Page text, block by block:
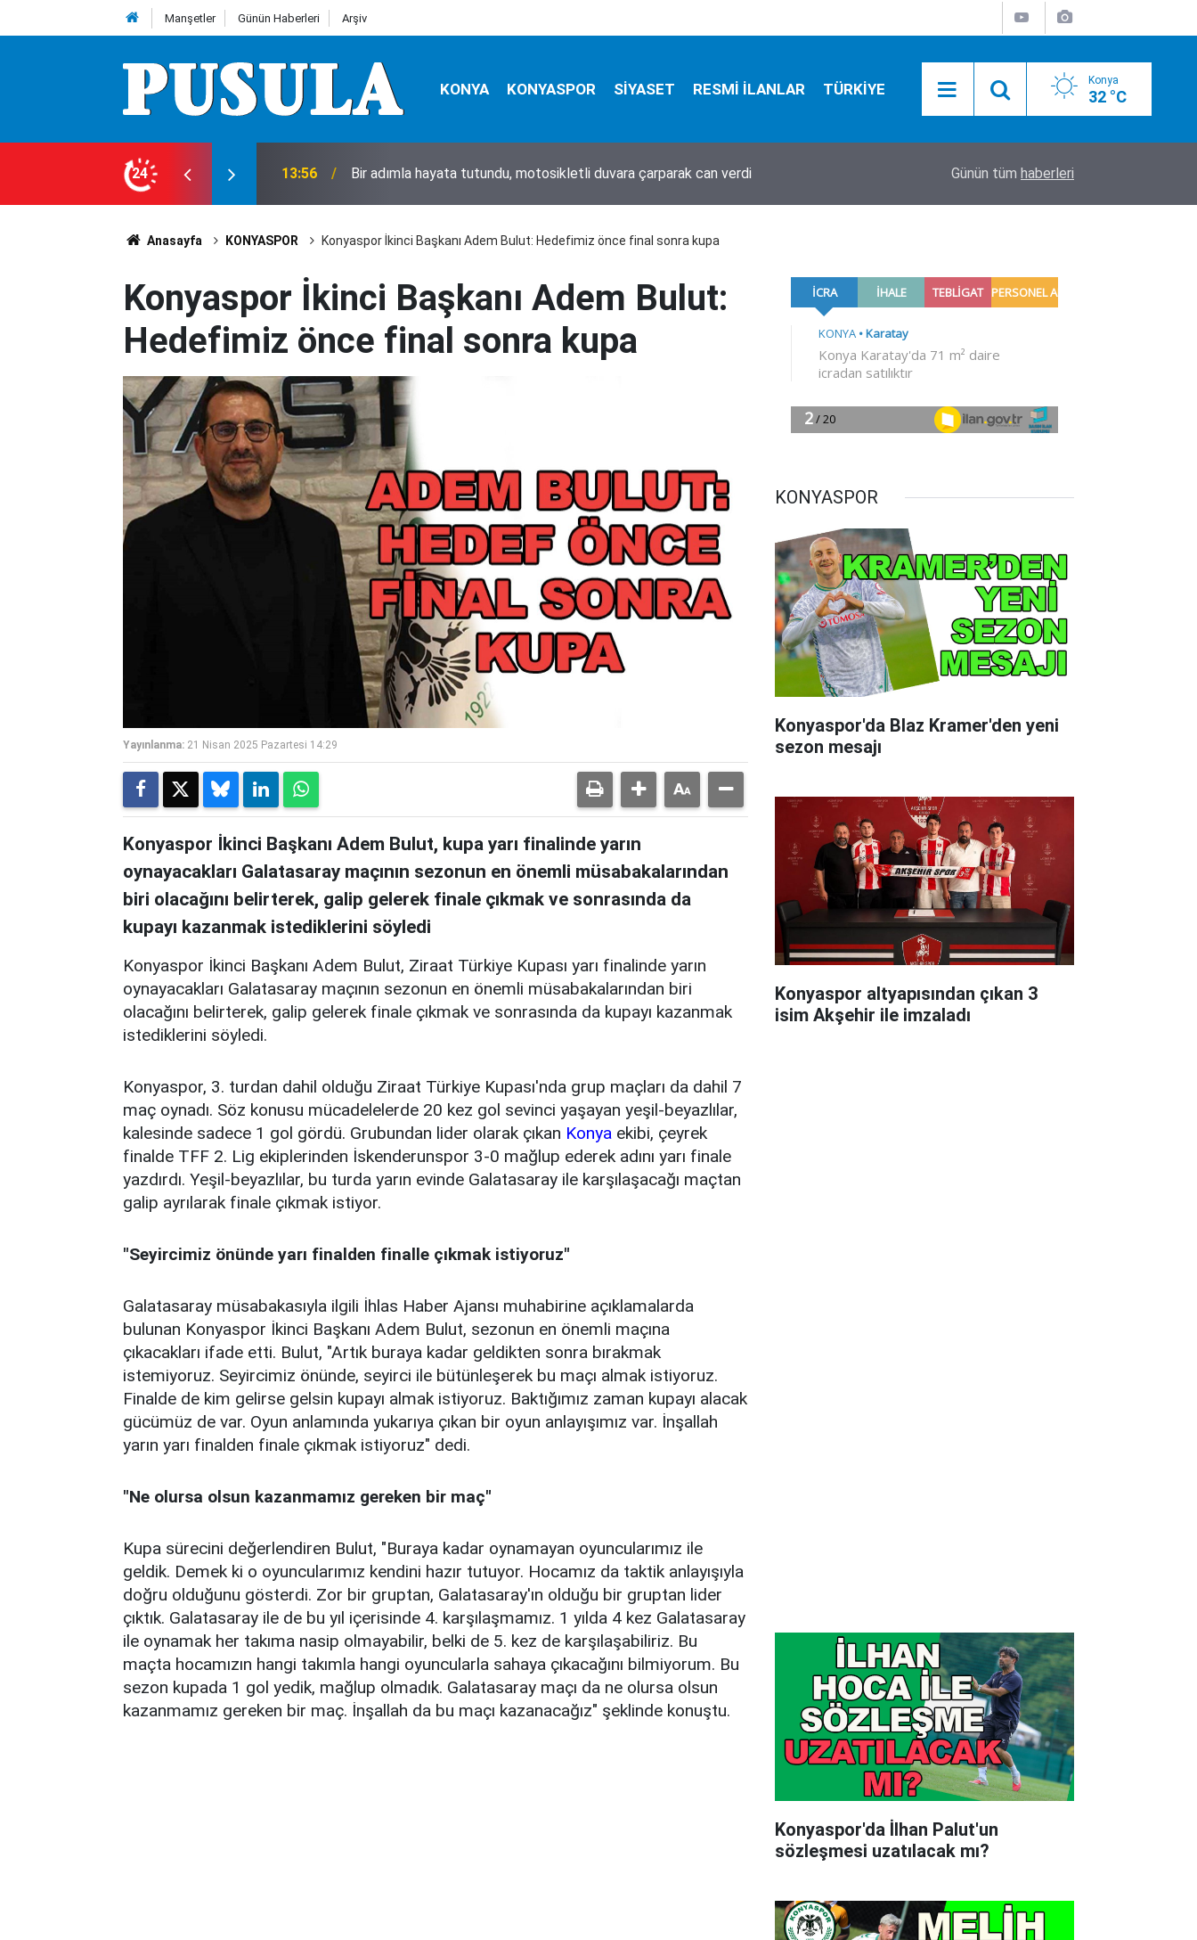
Manşetler Günün Haberleri Arşiv
KONYA KONYASPOR SİYASET RESMİ İLANLAR TÜRKİYE Konya
32 °C
24 13:56 Bir adımla hayata tutundu, motosikletli duvara çarparak can verdi Günün tüm haberleri
Anasayfa KONYASPOR Konyaspor İkinci Başkanı Adem Bulut: Hedefimiz önce final sonra kupa
Konyaspor İkinci Başkanı Adem Bulut:
Hedefimiz önce final sonra kupa
Yayınlanma: 21 Nisan 2025 Pazartesi 14:29
Konyaspor İkinci Başkanı Adem Bulut, kupa yarı finalinde yarın
oynayacakları Galatasaray maçının sezonun en önemli müsabakalarından
biri olacağını belirterek, galip gelerek finale çıkmak ve sonrasında da
kupayı kazanmak istediklerini söyledi
Konyaspor İkinci Başkanı Adem Bulut, Ziraat Türkiye Kupası yarı finalinde yarın
oynayacakları Galatasaray maçının sezonun en önemli müsabakalarından biri
olacağını belirterek, galip gelerek finale çıkmak ve sonrasında da kupayı kazanmak
istediklerini söyledi.
Konyaspor, 3. turdan dahil olduğu Ziraat Türkiye Kupası'nda grup maçları da dahil 7
maç oynadı. Söz konusu mücadelelerde 20 kez gol sevinci yaşayan yeşil-beyazlılar,
kalesinde sadece 1 gol gördü. Grubundan lider olarak çıkan Konya ekibi, çeyrek
finalde TFF 2. Lig ekiplerinden İskenderunspor 3-0 mağlup ederek adını yarı finale
yazdırdı. Yeşil-beyazlılar, bu turda yarın evinde Galatasaray ile karşılaşacağı maçtan
galip ayrılarak finale çıkmak istiyor.
"Seyircimiz önünde yarı finalden finalle çıkmak istiyoruz"
Galatasaray müsabakasıyla ilgili İhlas Haber Ajansı muhabirine açıklamalarda
bulunan Konyaspor İkinci Başkanı Adem Bulut, sezonun en önemli maçına
çıkacakları ifade etti. Bulut, "Artık buraya kadar geldikten sonra bırakmak
istemiyoruz. Seyircimiz önünde, seyirci ile bütünleşerek bu maçı almak istiyoruz.
Finalde de kim gelirse gelsin kupayı almak istiyoruz. Baktığımız zaman kupayı alacak
gücümüz de var. Oyun anlamında yukarıya çıkan bir oyun anlayışımız var. İnşallah
yarın yarı finalden finale çıkmak istiyoruz" dedi.
"Ne olursa olsun kazanmamız gereken bir maç"
Kupa sürecini değerlendiren Bulut, "Buraya kadar oynamayan oyuncularımız ile
geldik. Demek ki o oyuncularımız kendini hazır tutuyor. Hocamız da taktik anlayışıyla
doğru olduğunu gösterdi. Zor bir gruptan, Galatasaray'ın olduğu bir gruptan lider
çıktık. Galatasaray ile de bu yıl içerisinde 4. karşılaşmamız. 1 yılda 4 kez Galatasaray
ile oynamak her takıma nasip olmayabilir, belki de 5. kez de karşılaşabiliriz. Bu
maçta hocamızın hangi takımla hangi oyuncularla sahaya çıkacağını bilmiyorum. Bu
sezon kupada 1 gol yedik, mağlup olmadık. Galatasaray maçı da ne olursa olsun
kazanmamız gereken bir maç. İnşallah da bu maçı kazanacağız" şeklinde konuştu.
KONYASPOR
Konyaspor'da Blaz Kramer'den yeni
sezon mesajı
Konyaspor altyapısından çıkan 3
isim Akşehir ile imzaladı
Konyaspor'da İlhan Palut'un
sözleşmesi uzatılacak mı?